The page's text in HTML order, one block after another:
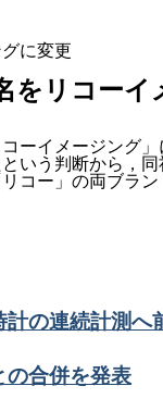
に変更
をリコーイ
ーイメージング
いう判断から，
コー」の両ブラン
の連続計測へ
の合併を発表